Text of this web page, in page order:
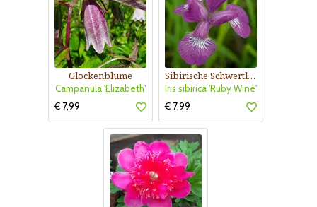
Glockenblume
Campanula 'Elizabeth'
€ 7,99
Sibirische Schwertlilie
Iris sibirica 'Ruby Wine'
€ 7,99